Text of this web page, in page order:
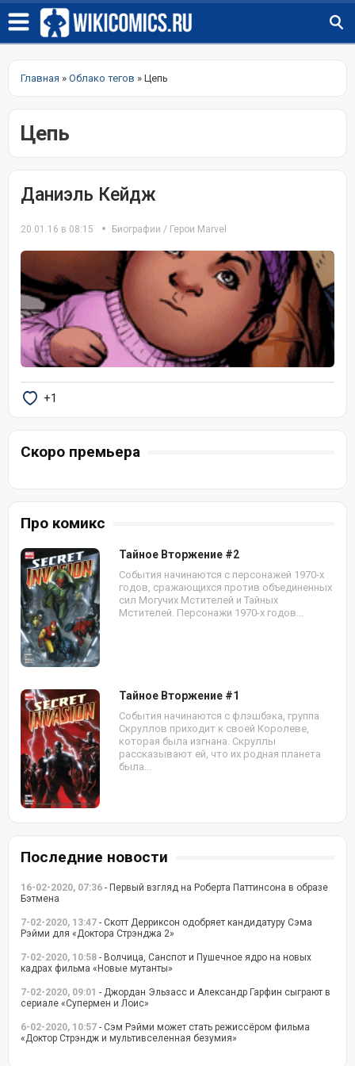
Главная » Облако тегов » Цепь
Цепь
Даниэль Кейдж
20.01.16 в 08:15 Биографии / Герои Marvel
+1
Скоро премьера
Про комикс
Тайное Вторжение #2
События начинаются с персонажей 1970-х
годов, сражающихся против объединенных
сил Могучих Мстителей и Тайных
Мстителей. Персонажи 1970-х годов...
Тайное Вторжение #1
События начинаются с флэшбэка, группа
Скруллов приходит к своей Королеве,
которая была изгнана. Скруллы
рассказывают ей, что их родная планета
была...
Последние новости
16-02-2020, 07:36 - Первый взгляд на Роберта Паттинсона в образе
Бэтмена
7-02-2020, 13:47 - Скотт Дерриксон одобряет кандидатуру Сэма
Рэйми для «Доктора Стрэнджа 2»
7-02-2020, 10:58 - Волчица, Санспот и Пушечное ядро на новых
кадрах фильма «Новые мутанты»
7-02-2020, 09:01 - Джордан Эльзасс и Александр Гарфин сыграют в
сериале «Супермен и Лоис»
6-02-2020, 10:57 - Сэм Рэйми может стать режиссёром фильма
«Доктор Стрэндж и мультивселенная безумия»